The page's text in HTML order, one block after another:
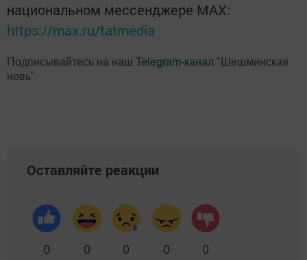
национальном мессенджере MАХ:
https://max.ru/tatmedia
Подписывайтесь на наш Telegram-канал "Шешминская
новь"
Оставляйте реакции
0 0 0 0 0